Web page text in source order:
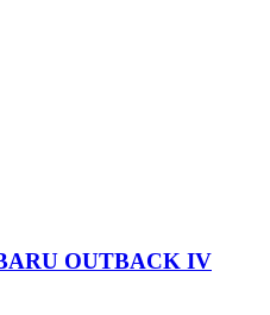
OUTBACK IV